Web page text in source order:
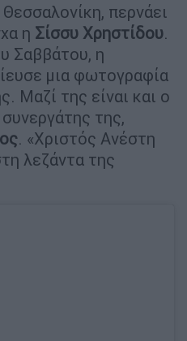
περνάει
η Σίσσυ Χρηστίδου.
Σαββάτου, η
μια φωτογραφία
Μαζί της είναι και ο
της,
. «Χριστός Ανέστη
λεζάντα της